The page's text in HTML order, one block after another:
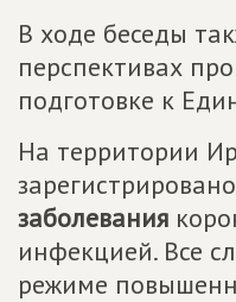
В ходе беседы
перспективах
подготовке к
На территории
зарегистрировано
заболевания
инфекцией. Все
режиме